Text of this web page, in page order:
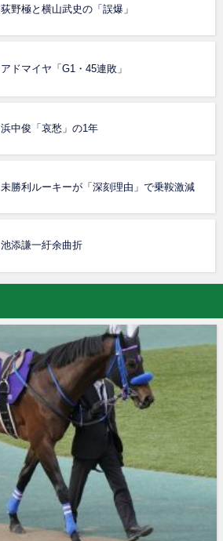
荻野極と横山武史の「誤爆」
アドマイヤ「G1・45連敗」
浜中俊「哀愁」の1年
未勝利ルーキーが「深刻理由」で乗鞍激減
池添謙一紆余曲折